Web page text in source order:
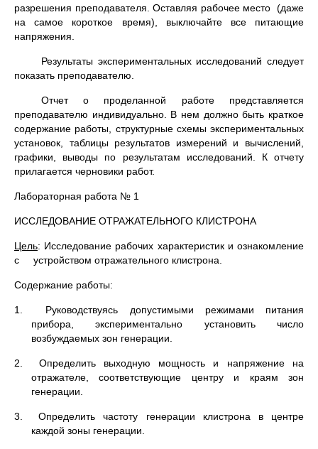
разрешения преподавателя. Оставляя рабочее место (даже
на самое короткое время), выключайте все питающие
напряжения.
Результаты экспериментальных исследований следует
показать преподавателю.
Отчет о проделанной работе представляется
преподавателю индивидуально. В нем должно быть краткое
содержание работы, структурные схемы экспериментальных
установок, таблицы результатов измерений и вычислений,
графики, выводы по результатам исследований. К отчету
прилагается черновики работ.
Лабораторная работа № 1
ИССЛЕДОВАНИЕ ОТРАЖАТЕЛЬНОГО КЛИСТРОНА
Цель: Исследование рабочих характеристик и ознакомление
с устройством отражательного клистрона.
Содержание работы:
1. Руководствуясь допустимыми режимами питания
прибора, экспериментально установить число
возбуждаемых зон генерации.
2. Определить выходную мощность и напряжение на
отражателе, соответствующие центру и краям зон
генерации.
3. Определить частоту генерации клистрона в центре
каждой зоны генерации.